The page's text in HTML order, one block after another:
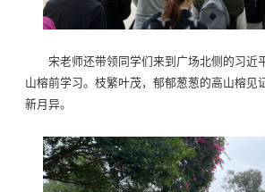
宋老师还带领同学们来到广场北侧的习近
山榕前学习。枝繁叶茂，郁郁葱葱的高山榕见
新月异。